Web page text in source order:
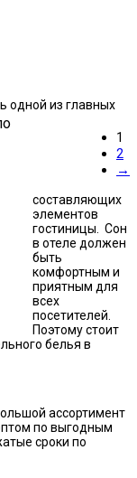
1
2
→
одной из главных
составляющих
элементов
гостиницы. Сон
в отеле должен
быть
комфортным и
приятным для
всех
посетителей.
Поэтому стоит
белья в
ассортимент
по выгодным
сроки по